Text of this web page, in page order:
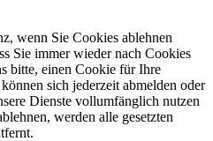
wenn Sie Cookies ablehnen
Sie immer wieder nach Cookies
bitte, einen Cookie für Ihre
sich jederzeit abmelden oder
Dienste vollumfänglich nutzen
werden alle gesetzten